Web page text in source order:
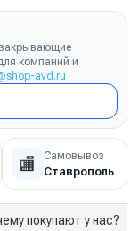
компаний и
avd.ru
🏬 Самовывоз
Ставрополь
покупают у нас?